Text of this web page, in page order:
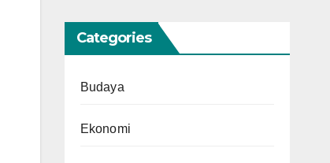
Categories
Budaya
Ekonomi